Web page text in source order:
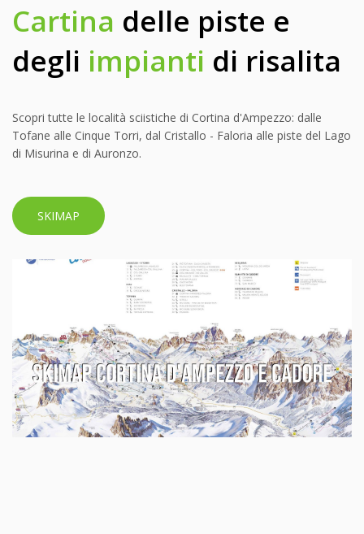
Cartina delle piste e
degli impianti di risalita
Scopri tutte le località sciistiche di Cortina d'Ampezzo: dalle
Tofane alle Cinque Torri, dal Cristallo - Faloria alle piste del Lago
di Misurina e di Auronzo.
SKIMAP